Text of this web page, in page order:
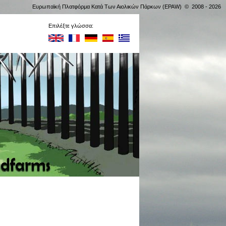
Επιλέξτε γλώσσα:
Ευρωπαϊκή Πλατφόρμα Κατά Των Αιολικών Πάρκων (EPAW) © 2008 - 2026